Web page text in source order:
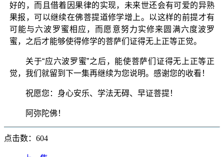
好的，而且借着因果律的实现，未来世还会有可爱的异熟
果报，可以继续在佛菩提道修学增上。以这样的前提才有
可能与六波罗蜜相应，而愿意努力实修来圆满六度波罗
蜜，之后才能够使得修学的菩萨们证得无上正等正觉。
关于“应六波罗蜜”之后，能使菩萨们证得无上正等正
觉，我们就留到下一集再继续为您说明。感谢您的收看！
祝愿您：身心安乐、学法无碍、早证菩提！
阿弥陀佛！
点击数：604